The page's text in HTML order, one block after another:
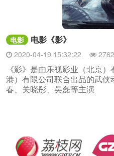
电影 电影《影》
2020-04-19 15:32:22
《影》是由乐视影业（北京
港）有限公司联合出品的武
春、关晓彤、吴磊等主演